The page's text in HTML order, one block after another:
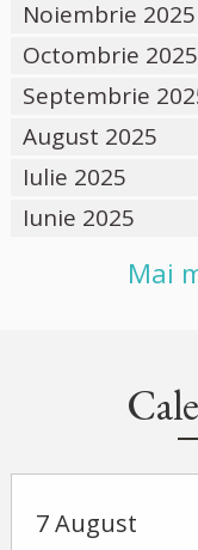
Noiembrie 2025
Octombrie 2025
Septembrie
August 2025
Iulie 2025
Iunie 2025
Mai
7 August